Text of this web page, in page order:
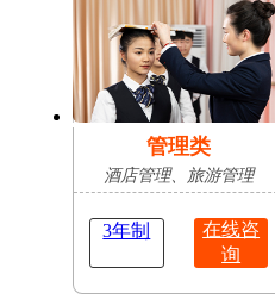
管理类
酒店管理、旅游管理
3年制
在线咨
询